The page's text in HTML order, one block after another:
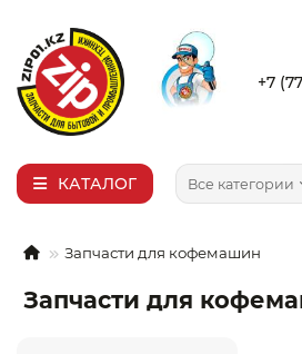
+7
КАТАЛОГ Все категории
Запчасти для кофемашин
Запчасти для
Выбор города
Алма-Ата
Актау